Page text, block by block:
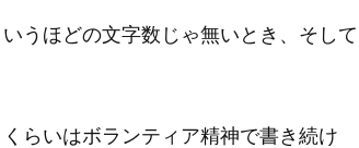
うほどの文字数じゃ無いとき、そして
らいはボランティア精神で書き続け